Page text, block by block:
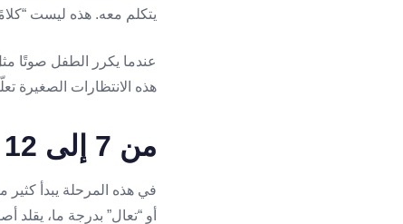
يتكلم معه. هذه ليست
عندما يكرر الطفل صوتًا
هذه الانتظارات الصغيرة
من 7 إلى 12 شهرًا: الفهم يسبق النطق
في هذه المرحلة يبدأ
أو “تعال” بدرجة ما، يقلد